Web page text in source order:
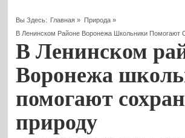
Вы Здесь: Главная » Природа»
В Ленинском Районе Воронежа Школьники Помогают
В Ленинском
Воронежа
помогают
природу